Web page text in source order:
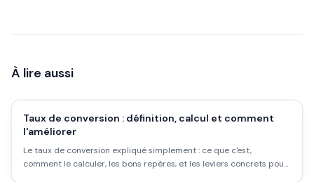
À lire aussi
Taux de conversion : définition, calcul et comment
l'améliorer
Le taux de conversion expliqué simplement : ce que c'est,
comment le calculer, les bons repères, et les leviers concrets pour